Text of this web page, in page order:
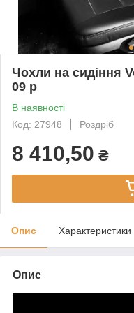
Чохли на сидіння
09 р
В наявності
Код: 27948
Роздріб
8 410,50 ₴
Опис Характеристики
Опис